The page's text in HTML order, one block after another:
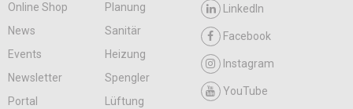
Online Shop
Planung
News
Sanitär
Events
Heizung
Newsletter
Spengler
Portal
Lüftung
LinkedIn
Facebook
Instagram
YouTube